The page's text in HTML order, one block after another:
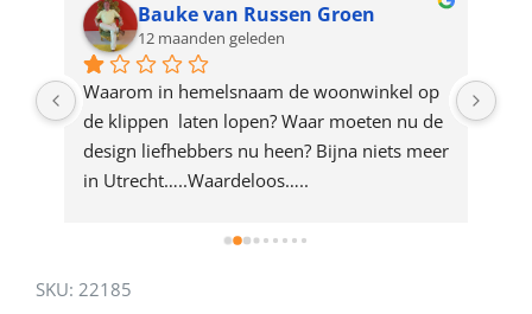
product
Bauke van Russen Groen
12 maanden geleden
Waarom in hemelsnaam de woonwinkel op
de klippen  laten lopen? Waar moeten nu de
design liefhebbers nu heen? Bijna niets meer
in Utrecht…..Waardeloos…..
SKU: 22185